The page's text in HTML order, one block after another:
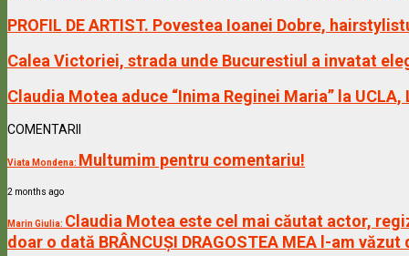
PROFIL DE ARTIST. Povestea Ioanei Dobre,
Calea Victoriei, strada unde Bucurestiul a invatat
Claudia Motea aduce “Inima Reginei Maria” la UCLA,
COMENTARII
Viata Mondena: Multumim pentru comentariu!
2 months ago
Marin Giulia: Claudia Motea este cel mai căutat actor,
doar o dată BRÂNCUȘI DRAGOSTEA MEA l-am